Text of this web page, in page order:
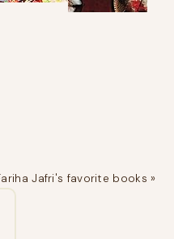
Jafri's favorite books »